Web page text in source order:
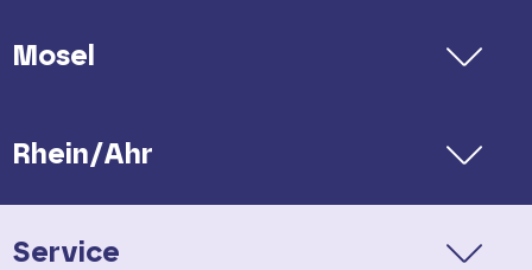
Mosel
Rhein/Ahr
Service